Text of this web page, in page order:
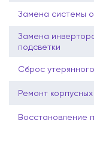
Замена системы
Замена
подсветки
Сброс
Ремонт
Восстановление